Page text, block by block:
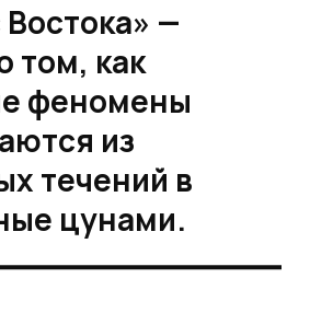
—
том, как
феномены
из
течений в
цунами.